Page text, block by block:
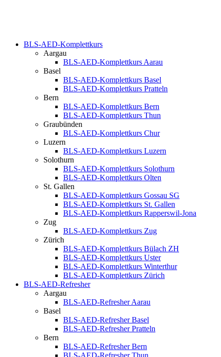
BLS-AED-Komplettkurs
Aargau
BLS-AED-Komplettkurs Aarau
Basel
BLS-AED-Komplettkurs Basel
BLS-AED-Komplettkurs Pratteln
Bern
BLS-AED-Komplettkurs Bern
BLS-AED-Komplettkurs Thun
Graubünden
BLS-AED-Komplettkurs Chur
Luzern
BLS-AED-Komplettkurs Luzern
Solothurn
BLS-AED-Komplettkurs Solothurn
BLS-AED-Komplettkurs Olten
St. Gallen
BLS-AED-Komplettkurs Gossau SG
BLS-AED-Komplettkurs St. Gallen
BLS-AED-Komplettkurs Rapperswil-Jona
Zug
BLS-AED-Komplettkurs Zug
Zürich
BLS-AED-Komplettkurs Bülach ZH
BLS-AED-Komplettkurs Uster
BLS-AED-Komplettkurs Winterthur
BLS-AED-Komplettkurs Zürich
BLS-AED-Refresher
Aargau
BLS-AED-Refresher Aarau
Basel
BLS-AED-Refresher Basel
BLS-AED-Refresher Pratteln
Bern
BLS-AED-Refresher Bern
BLS-AED-Refresher Thun